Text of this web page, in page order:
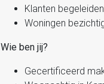
Klanten
Woningen
Wie ben jij?
Gecertificeerd